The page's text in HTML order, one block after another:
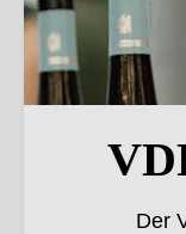
Der